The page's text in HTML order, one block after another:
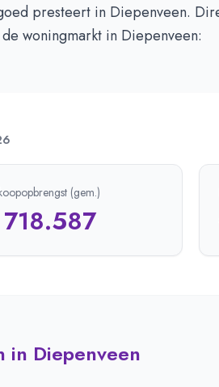
presteert in Diepenveen.
woningmarkt in Diepenveen:
(gem.)
in Diepenveen